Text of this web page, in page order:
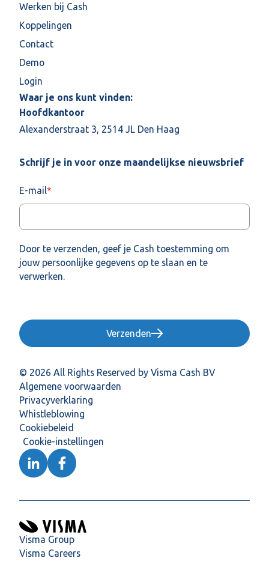
Schrijf je in voor onze maandelijkse nieuwsbrief
E-mail*
Door te verzenden, geef je Cash toestemming om
jouw persoonlijke gegevens op te slaan en te
verwerken.
Verzenden
Werken bij Cash
Koppelingen
Contact
Demo
Login
Waar je ons kunt vinden:
Hoofdkantoor
Alexanderstraat 3, 2514 JL Den Haag
© 2026 All Rights Reserved by Visma Cash BV
Algemene voorwaarden
Privacyverklaring
Whistleblowing
Cookiebeleid
Cookie-instellingen
Visma Group
Visma Careers